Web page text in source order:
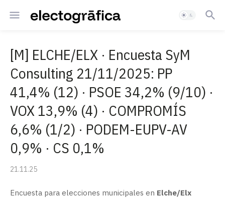
[M] ELCHE/ELX · Encuesta SyM
Consulting 21/11/2025: PP
41,4% (12) · PSOE 34,2% (9/10) ·
VOX 13,9% (4) · COMPROMÍS
6,6% (1/2) · PODEM-EUPV-AV
0,9% · CS 0,1%
21.11.25
Encuesta para elecciones municipales en Elche/Elx